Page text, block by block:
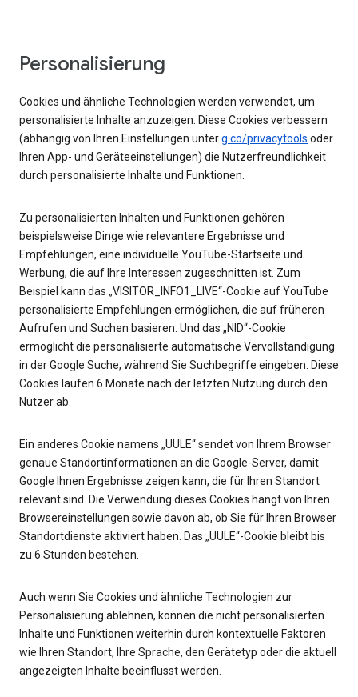
Personalisierung
Cookies und ähnliche Technologien werden verwendet, um
personalisierte Inhalte anzuzeigen. Diese Cookies verbessern
(abhängig von Ihren Einstellungen unterg.co/privacytools oder
Ihren App- und Geräteeinstellungen) die Nutzerfreundlichkeit
durch personalisierte Inhalte und Funktionen.
Zu personalisierten Inhalten und Funktionen gehören
beispielsweise Dinge wie relevantere Ergebnisse und
Empfehlungen, eine individuelle YouTube-Startseite und
Werbung, die auf Ihre Interessen zugeschnitten ist. Zum
Beispiel kann das „VISITOR_INFO1_LIVE“-Cookie auf YouTube
personalisierte Empfehlungen ermöglichen, die auf früheren
Aufrufen und Suchen basieren. Und das „NID“-Cookie
ermöglicht die personalisierte automatische Vervollständigung
in der Google Suche, während Sie Suchbegriffe eingeben. Diese
Cookies laufen 6 Monate nach der letzten Nutzung durch den
Nutzer ab.
Ein anderes Cookie namens „UULE“ sendet von Ihrem Browser
genaue Standortinformationen an die Google-Server, damit
Google Ihnen Ergebnisse zeigen kann, die für Ihren Standort
relevant sind. Die Verwendung dieses Cookies hängt von Ihren
Browsereinstellungen sowie davon ab, ob Sie für Ihren Browser
Standortdienste aktiviert haben. Das „UULE“-Cookie bleibt bis
zu 6 Stunden bestehen.
Auch wenn Sie Cookies und ähnliche Technologien zur
Personalisierung ablehnen, können die nicht personalisierten
Inhalte und Funktionen weiterhin durch kontextuelle Faktoren
wie Ihren Standort, Ihre Sprache, den Gerätetyp oder die aktuell
angezeigten Inhalte beeinflusst werden.